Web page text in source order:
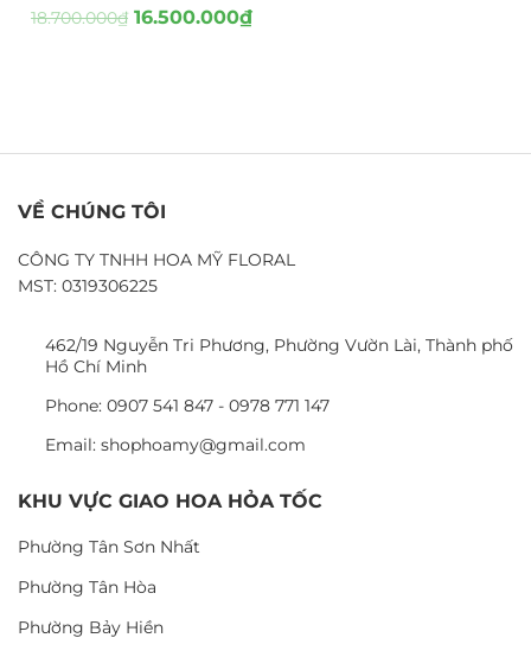
18.700.000₫ 16.500.000₫
VỀ CHÚNG TÔI
CÔNG TY TNHH HOA MỸ FLORAL
MST: 0319306225
462/19 Nguyễn Tri Phương, Phường Vườn Lài, Thành phố
Hồ Chí Minh
Phone: 0907 541 847 - 0978 771 147
Email: shophoamy@gmail.com
KHU VỰC GIAO HOA HỎA TỐC
Phường Tân Sơn Nhất
Phường Tân Hòa
Phường Bảy Hiền